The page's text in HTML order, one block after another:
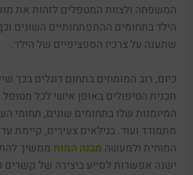
המשפחה ולצוות המטפלים לזהות את
הילד בתחומים ההתפתחותיים השונים
שתענה על צרכיו הספציפיים של הילד.
כיום, רוב המומחים בתחום דוגלים בכך
תכנית הטיפולים באופן אישי לכל
המיומנות שלו בתחומים שונים, תחומי
מתמודד ועוד. בגילאים צעירים, קיימת
המוחית ולמעשה מבנה המוח ממשיך
ישנה אפשרות לסייע ביצירה של קשרים